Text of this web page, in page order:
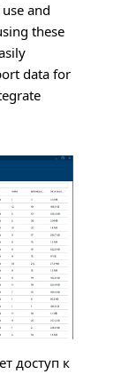
and
these
data for
доступ к